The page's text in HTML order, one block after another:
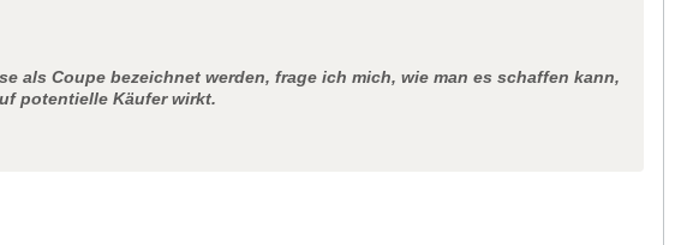
als Coupe bezeichnet werden, frage ich mich, wie man es schaffen kann,
potentielle Käufer wirkt.